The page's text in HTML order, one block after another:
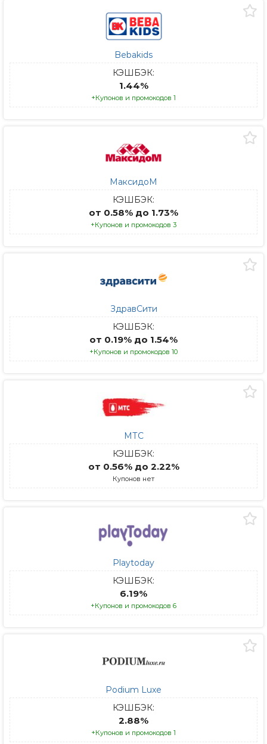
Bebakids
КЭШБЭК:
1.44%
+Купонов и промокодов 1
МаксидоМ
КЭШБЭК:
от 0.58% до 1.73%
+Купонов и промокодов 3
ЗдравСити
КЭШБЭК:
от 0.19% до 1.54%
+Купонов и промокодов 10
МТС
КЭШБЭК:
от 0.56% до 2.22%
Купонов нет
Playtoday
КЭШБЭК:
6.19%
+Купонов и промокодов 6
Podium Luxe
КЭШБЭК:
2.88%
+Купонов и промокодов 1